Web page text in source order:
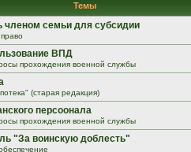
Темы
членом семьи для субсидии
ВПД
прохождения военной службы
(старая редакция)
персоонала
прохождения военной службы
"За воинскую доблесть"